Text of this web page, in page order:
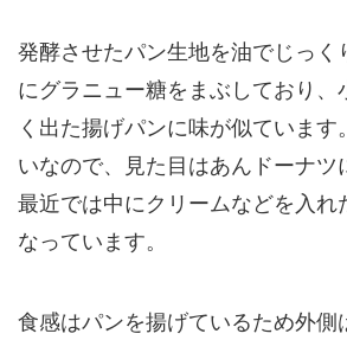
発酵させたパン生地を油でじっく
にグラニュー糖をまぶしており、
く出た揚げパンに味が似ています
いなので、見た目はあんドーナツ
最近では中にクリームなどを入れ
なっています。
食感はパンを揚げているため外側